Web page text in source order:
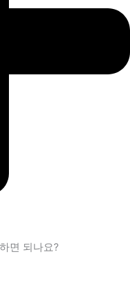
면 되나요?